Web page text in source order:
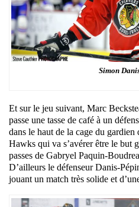
Simon
Et sur le jeu suivant, Marc
passe une tasse de café à un
dans le haut de la cage du
Hawks qui va s’avérer être le but
passes de Gabryel Paquin-
D’ailleurs le défenseur Danis-
jouant un match très solide et